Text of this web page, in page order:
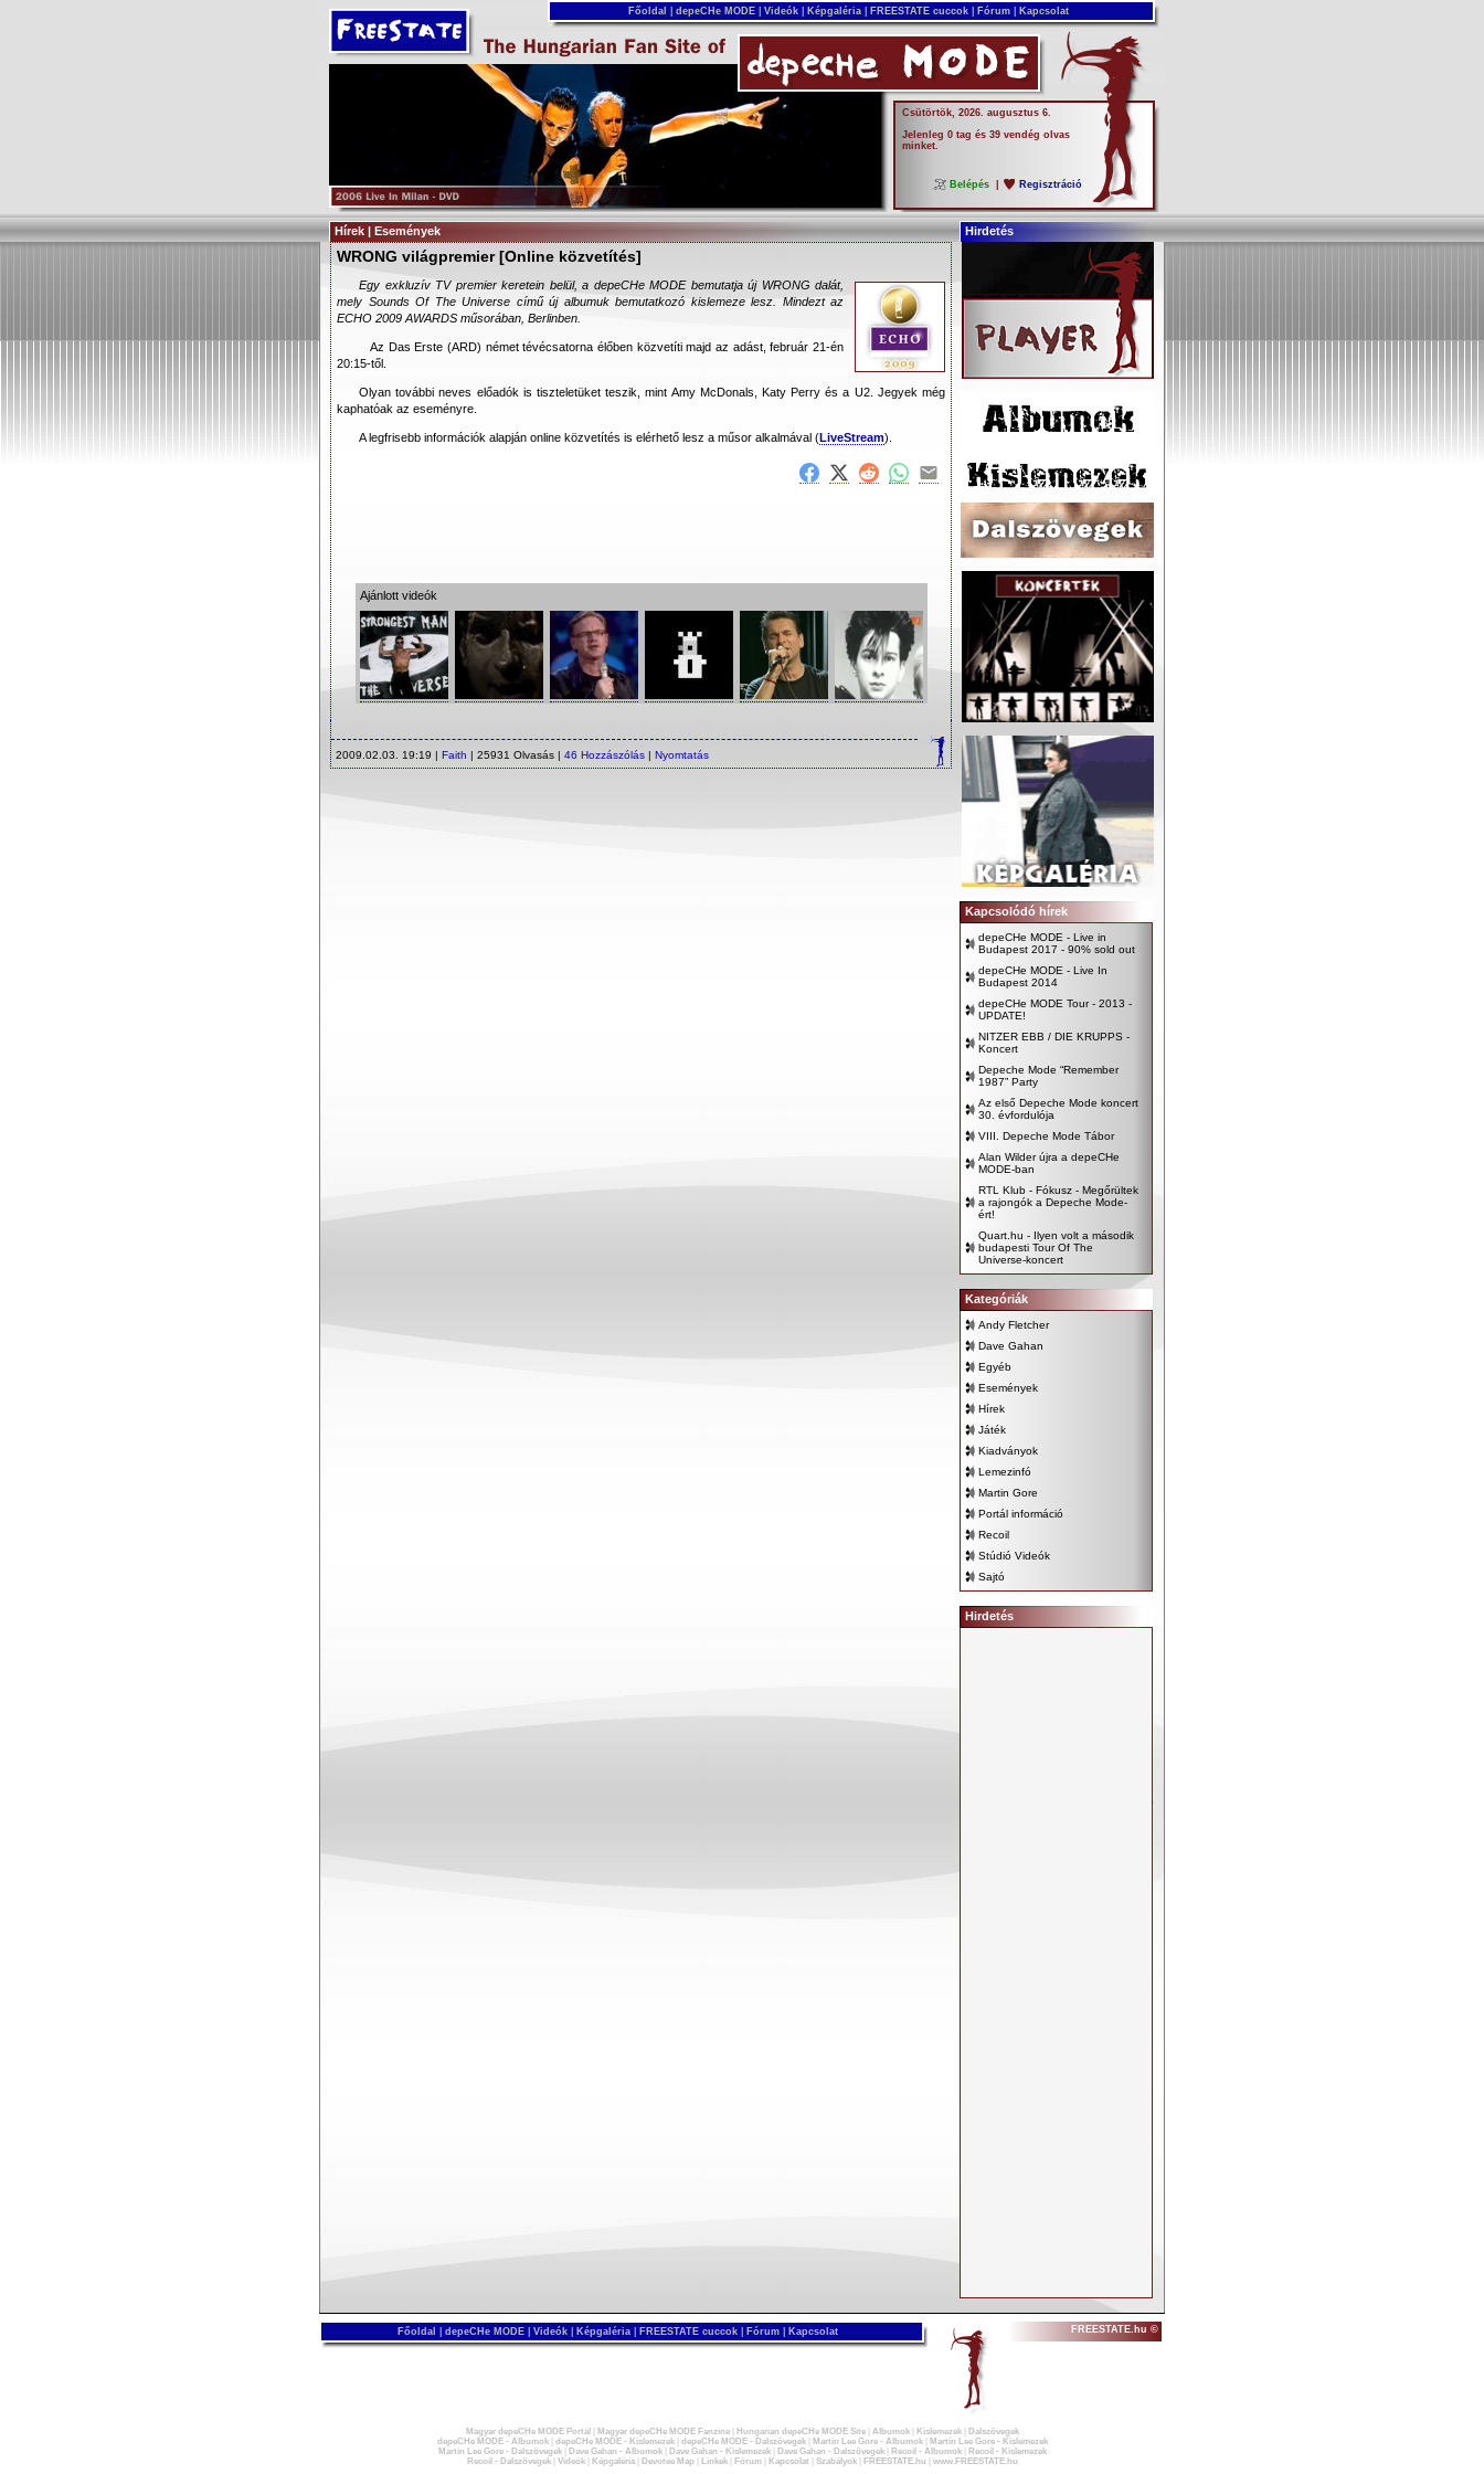
Főoldal depeCHe MODE Videók Képgaléria FREESTATE cuccok Fórum Kapcsolat
Csütörtök, 2026. augusztus 6.
Jelenleg 0 tag és 39 vendég olvas
minket.
Belépés Regisztráció
Hírek | Események Hirdetés
WRONG világpremier [Online közvetítés]
Egy exkluzív TV premier keretein belül, a depeCHe MODE bemutatja új WRONG dalát,
mely Sounds Of The Universe című új albumuk bemutatkozó kislemeze lesz. Mindezt az
ECHO 2009 AWARDS műsorában, Berlinben.
Az Das Erste (ARD) német tévécsatorna élőben közvetíti majd az adást, február 21-én
20:15-től.
Olyan további neves előadók is tiszteletüket teszik, mint Amy McDonals, Katy Perry és a U2. Jegyek még
kaphatóak az eseményre.
A legfrisebb információk alapján online közvetítés is elérhető lesz a műsor alkalmával (LiveStream).
Ajánlott videók
2009.02.03. 19:19 | Faith | 25931 Olvasás | 46 Hozzászólás | Nyomtatás
Kapcsolódó hírek
depeCHe MODE - Live in
Budapest 2017 - 90% sold out
depeCHe MODE - Live In
Budapest 2014
depeCHe MODE Tour - 2013 -
UPDATE!
NITZER EBB / DIE KRUPPS -
Koncert
Depeche Mode “Remember
1987” Party
Az első Depeche Mode koncert
30. évfordulója
VIII. Depeche Mode Tábor
Alan Wilder újra a depeCHe
MODE-ban
RTL Klub - Fókusz - Megőrültek
a rajongók a Depeche Mode-
ért!
Quart.hu - Ilyen volt a második
budapesti Tour Of The
Universe-koncert
Kategóriák
Andy Fletcher
Dave Gahan
Egyéb
Események
Hírek
Játék
Kiadványok
Lemezinfó
Martin Gore
Portál információ
Recoil
Stúdió Videók
Sajtó
Hirdetés
Főoldal depeCHe MODE Videók Képgaléria FREESTATE cuccok Fórum Kapcsolat FREESTATE.hu ©
Magyar depeCHe MODE Portál Magyar depeCHe MODE Fanzine| Hungarian depeCHe MODE Site| Albumok| Kislemezek|
Dalszövegek
depeCHe MODE - Albumok| depeCHe MODE - Kislemezek| depeCHe MODE - Dalszövegek| Martin Lee Gore - Albumok|
Martin Lee Gore - Kislemezek
Martin Lee Gore - Dalszövegek| Dave Gahan - Albumok| Dave Gahan - Kislemezek| Dave Gahan - Dalszövegek| Recoil - Albumok|
Recoil - Kislemezek
Recoil - Dalszövegek| Videók| Képgaléria| Devotee Map| Linkek| Fórum| Kapcsolat| Szabályok| FREESTATE.hu www.FREESTATE.hu